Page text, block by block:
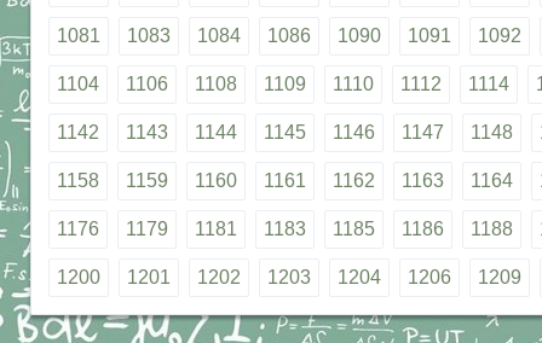
1081 1083 1084 1086 1090 1091 1092
1104 1106 1108 1109 1110 1112 1114
1142 1143 1144 1145 1146 1147 1148
1158 1159 1160 1161 1162 1163 1164
1176 1179 1181 1183 1185 1186 1188
1200 1201 1202 1203 1204 1206 1209